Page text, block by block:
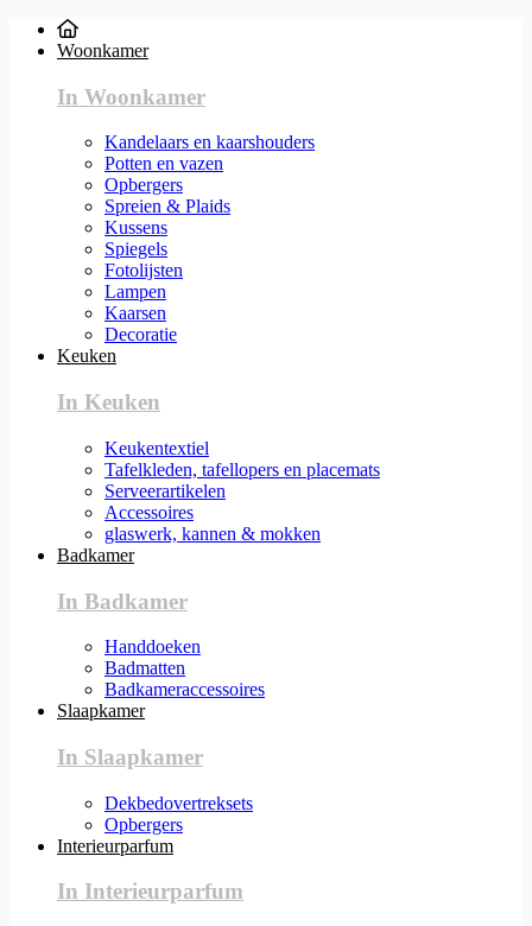
Woonkamer
In Woonkamer
Kandelaars en kaarshouders
Potten en vazen
Opbergers
Spreien & Plaids
Kussens
Spiegels
Fotolijsten
Lampen
Kaarsen
Decoratie
Keuken
In Keuken
Keukentextiel
Tafelkleden, tafellopers en placemats
Serveerartikelen
Accessoires
glaswerk, kannen & mokken
Badkamer
In Badkamer
Handdoeken
Badmatten
Badkameraccessoires
Slaapkamer
In Slaapkamer
Dekbedovertreksets
Opbergers
Interieurparfum
In Interieurparfum